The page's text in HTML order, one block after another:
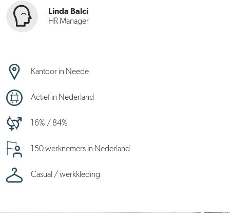
Linda Balci
HR Manager
Kantoor in Neede
Actief in Nederland
16% / 84%
150 werknemers in Nederland
Casual / werkkleding